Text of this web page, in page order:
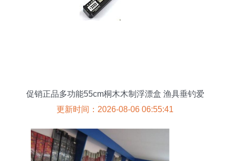
促销正品多功能55cm桐木木制浮漂盒 渔具垂钓爱
好者的必备之选
更新时间：2026-08-06 06:55:41